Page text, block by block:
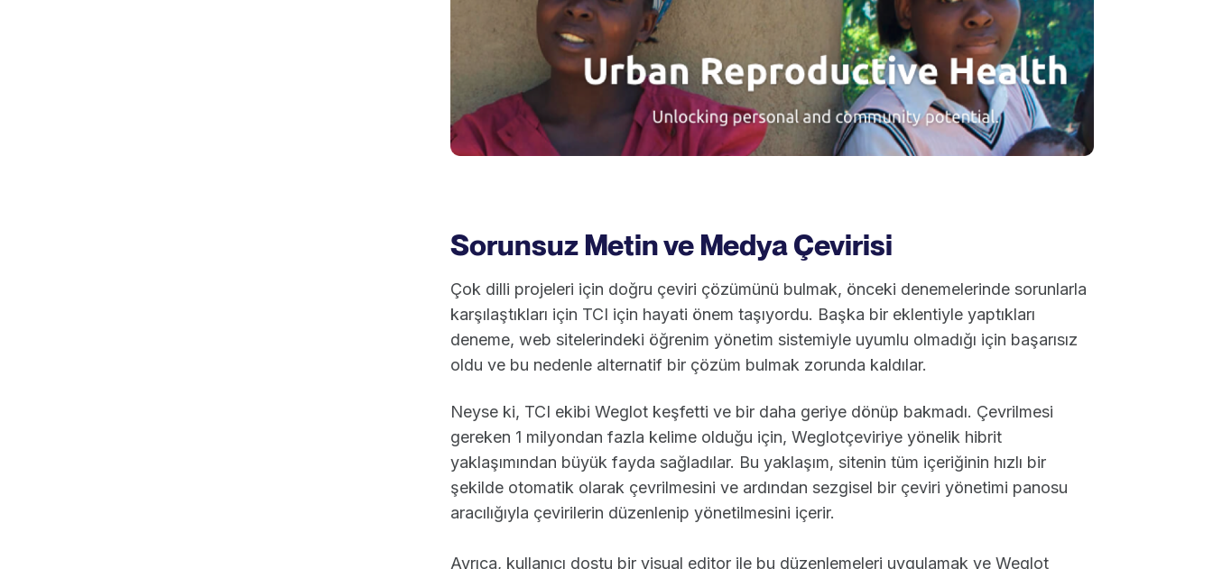
Sorunsuz Metin ve Medya Çevirisi
Çok dilli projeleri için doğru çeviri çözümünü bulmak, önceki denemelerinde sorunlarla
karşılaştıkları için TCI için hayati önem taşıyordu. Başka bir eklentiyle yaptıkları
deneme, web sitelerindeki öğrenim yönetim sistemiyle uyumlu olmadığı için başarısız
oldu ve bu nedenle alternatif bir çözüm bulmak zorunda kaldılar.
Neyse ki, TCI ekibi Weglot keşfetti ve bir daha geriye dönüp bakmadı. Çevrilmesi
gereken 1 milyondan fazla kelime olduğu için, Weglotçeviriye yönelik hibrit
yaklaşımından büyük fayda sağladılar. Bu yaklaşım, sitenin tüm içeriğinin hızlı bir
şekilde otomatik olarak çevrilmesini ve ardından sezgisel bir çeviri yönetimi panosu
aracılığıyla çevirilerin düzenlenip yönetilmesini içerir.
Ayrıca, kullanıcı dostu bir visual editor ile bu düzenlemeleri uygulamak ve Weglot